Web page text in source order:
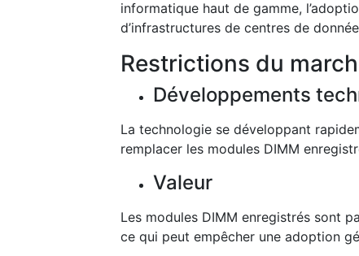
informatique haut de gamme,
d’infrastructures de centres de
Restrictions du
Développements
La technologie se développant
remplacer les modules DIMM
Valeur
Les modules DIMM enregistrés sont
ce qui peut empêcher une adoption